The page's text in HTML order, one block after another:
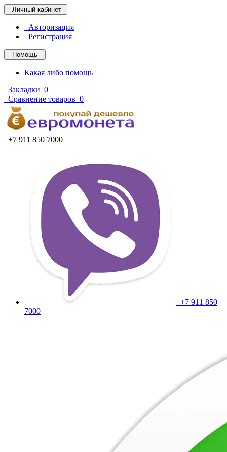
Личный кабинет
Авторизация
Регистрация
Помощь
Какая либо помощь
Закладки 0
Сравнение товаров 0
+7 911 850 7000
+7 911 850
7000